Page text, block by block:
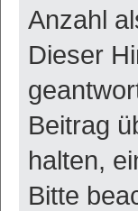
Anzahl
Dieser
Beitrag
halten,
Bitte